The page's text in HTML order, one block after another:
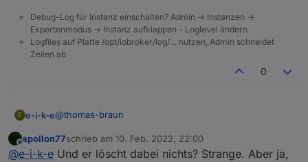
Debug-Log für Instanz einschalten? Admin -> Instanzen ->
Expertenmodus -> Instanz aufklappen - Loglevel ändern
Logfiles auf Platte /opt/iobroker/log/… nutzen, Admin schneidet
Zeilen ab
0
E e-i-k-e@thomas-braun
Dauerschleife:
Offline
apollon77schrieb am 10. Feb. 2022, 22:00
zuletzt editiert von
@e-i-k-e Und er löscht dabei nichts? Strange. Aber ja,